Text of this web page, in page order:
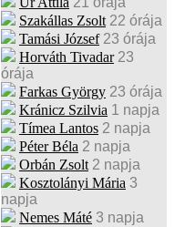
Szakállas Zsolt 22 órája
Tamási József 23 órája
Horváth Tivadar 23
órája
Farkas György 23 órája
Kránicz Szilvia 1 napja
Tímea Lantos 2 napja
Péter Béla 2 napja
Orbán Zsolt 2 napja
Kosztolányi Mária 3
napja
Nemes Máté 3 napja